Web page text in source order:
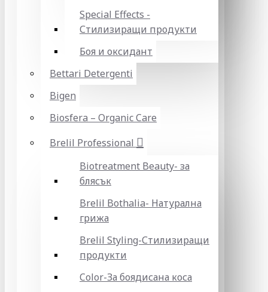
Special Effects -
Стилизиращи продукти
Боя и оксидант
Bettari Detergenti
Bigen
Biosfera – Organic Care
Brelil Professional
Biotreatment Beauty- за
блясък
Brelil Bothalia- Натурална
грижа
Brelil Styling-Стилизиращи
продукти
Color-За боядисана коса